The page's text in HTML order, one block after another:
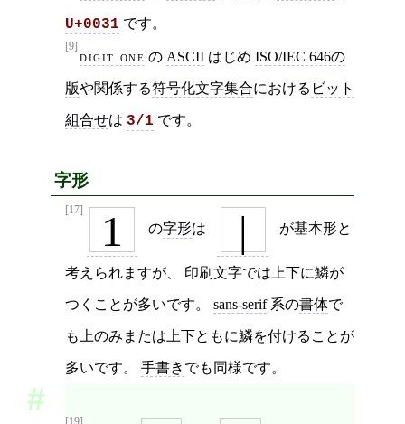
U+0031 です。
[9]
digit one の ASCII はじめISO/IEC 646の
版や関係する符号化文字集合における ビット
組合せは 3/1 です。
字形
[17] 1 の字形は | が基本形と
考えられますが、 印刷文字では上下に鱗が
つくことが多いです。 sans-serif系の書体で
も上のみまたは上下ともに鱗を付けることが
多いです。 手書き でも同様です。
[19]